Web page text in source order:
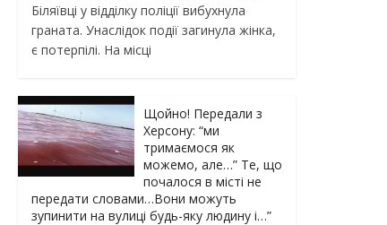
Біляївці у відділку поліції вибухнула
граната. Унаслідок події загинула жінка,
є потерпілі. На місці
Щойно! Передали з
Херсону: “ми
тримаємося як
можемо, але…” Те, що
почалося в місті не
передати словами…Вони можуть
зупинити на вулиці будь-яку людину і…”